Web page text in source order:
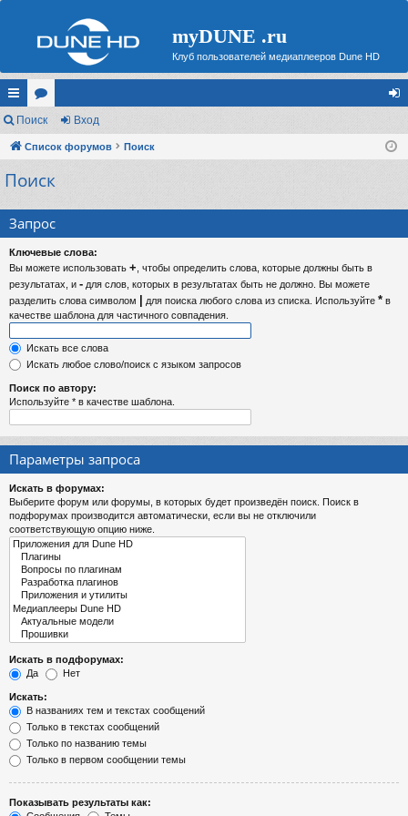
myDUNE .ru
Клуб пользователей медиаплееров Dune HD
с
ы
лк
ор
ум д
Поиск Вход
Список форумов Поиск
Поиск
Запрос
Ключевые слова:
Вы можете использовать + , чтобы определить слова, которые должны быть в
результатах, и - для слов, которых в результатах быть не должно. Вы можете
разделить слова символом | для поиска любого слова из списка. Используйте * в
качестве шаблона для частичного совпадения.
Искать все слова
Искать любое слово/поиск с языком запросов
Поиск по автору:
Используйте * в качестве шаблона.
Параметры запроса
Искать в форумах:
Выберите форум или форумы, в которых будет произведён поиск. Поиск в
подфорумах производится автоматически, если вы не отключили
соответствующую опцию ниже.
Искать в подфорумах:
Да
Нет
Искать:
В названиях тем и текстах сообщений
Только в текстах сообщений
Только по названию темы
Только в первом сообщении темы
Показывать результаты как: